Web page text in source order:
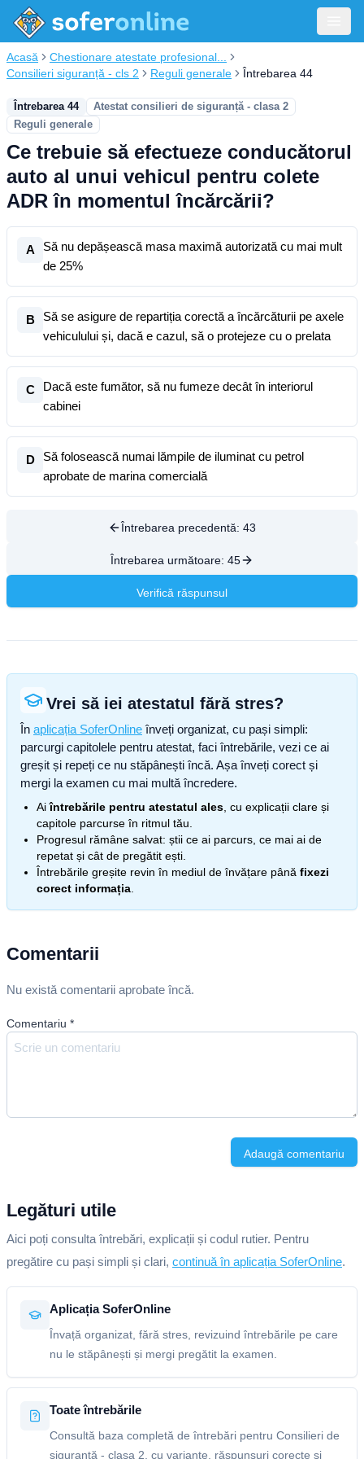
Acasă
Chestionare atestate profesional...
Consilieri siguranță - cls 2
Reguli generale Întrebarea 44
Întrebarea 44
Atestat consilieri de siguranță - clasa 2
Reguli generale
Ce trebuie să efectueze conducătorul
auto al unui vehicul pentru colete
ADR în momentul încărcării?
A
Să nu depășească masa maximă autorizată cu mai mult
de 25%
B
Să se asigure de repartiția corectă a încărcăturii pe axele
vehiculului și, dacă e cazul, să o protejeze cu o prelata
C
Dacă este fumător, să nu fumeze decât în interiorul
cabinei
D
Să folosească numai lămpile de iluminat cu petrol
aprobate de marina comercială
Întrebarea precedentă: 43
Întrebarea următoare: 45
Verifică răspunsul
Vrei să iei atestatul fără stres?
În aplicația SoferOnline înveți organizat, cu pași simpli:
parcurgi capitolele pentru atestat, faci întrebările, vezi ce ai
greșit și repeți ce nu stăpânești încă. Așa înveți corect și
mergi la examen cu mai multă încredere.
Aiîntrebările pentru atestatul ales , cu explicații clare și
capitole parcurse în ritmul tău.
Progresul rămâne salvat: știi ce ai parcurs, ce mai ai de
repetat și cât de pregătit ești.
Întrebările greșite revin în mediul de învățare până fixezi
corect informația
Comentarii
Nu există comentarii aprobate încă.
Comentariu *
Adaugă comentariu
Legături utile
Aici poți consulta întrebări, explicații și codul rutier. Pentru
pregătire cu pași simpli și clari, continuă în aplicația SoferOnline.
Aplicația SoferOnline
Învață organizat, fără stres, revizuind întrebările pe care
nu le stăpânești și mergi pregătit la examen.
Toate întrebările
Consultă baza completă de întrebări pentru Consilieri de
siguranță - clasa 2, cu variante, răspunsuri corecte și